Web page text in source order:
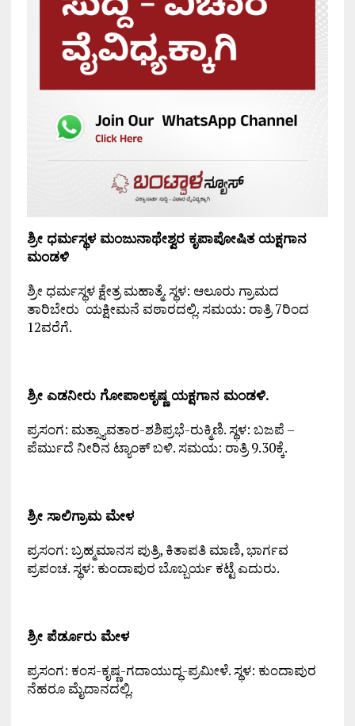
ಶ್ರೀ ಧರ್ಮಸ್ಥಳ ಮಂಜುನಾಥೇಶ್ವರ ಕೃಪಾಪೋಷಿತ ಯಕ್ಷಗಾನ
ಮಂಡಳಿ
ಶ್ರೀ ಧರ್ಮಸ್ಥಳ ಕ್ಷೇತ್ರ ಮಹಾತ್ಮೆ. ಸ್ಥಳ: ಆಲೂರು ಗ್ರಾಮದ
ತಾರಿಬೇರು ಯಕ್ಷೀಮನೆ ವಠಾರದಲ್ಲಿ. ಸಮಯ: ರಾತ್ರಿ 7ರಿಂದ
12ವರೆಗೆ.
ಶ್ರೀ ಎಡನೀರು ಗೋಪಾಲಕೃಷ್ಣ ಯಕ್ಷಗಾನ ಮಂಡಳಿ.
ಪ್ರಸಂಗ: ಮತ್ಸ್ಯಾವತಾರ-ಶಶಿಪ್ರಭೆ-ರುಕ್ಮಿಣಿ. ಸ್ಥಳ: ಬಜಪೆ –
ಪೆರ್ಮುದೆ ನೀರಿನ ಟ್ಯಾಂಕ್ ಬಳಿ. ಸಮಯ: ರಾತ್ರಿ 9.30ಕ್ಕೆ.
ಶ್ರೀ ಸಾಲಿಗ್ರಾಮ ಮೇಳ
ಪ್ರಸಂಗ: ಬ್ರಹ್ಮಮಾನಸ ಪುತ್ರಿ, ಕಿತಾಪತಿ ಮಾಣಿ, ಭಾರ್ಗವ
ಪ್ರಪಂಚ. ಸ್ಥಳ: ಕುಂದಾಪುರ ಬೊಬ್ಬರ್ಯ ಕಟ್ಟೆ ಎದುರು.
ಶ್ರೀ ಪೆರ್ಡೂರು ಮೇಳ
ಪ್ರಸಂಗ: ಕಂಸ-ಕೃಷ್ಣ-ಗದಾಯುದ್ಧ-ಪ್ರಮೀಳೆ. ಸ್ಥಳ: ಕುಂದಾಪುರ
ನೆಹರೂ ಮೈದಾನದಲ್ಲಿ.